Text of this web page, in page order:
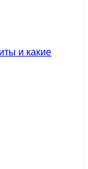
и какие